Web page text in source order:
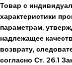
Товар с
характеристики
параметрам,
надлежащее
возврату,
согласно Ст. 26.1